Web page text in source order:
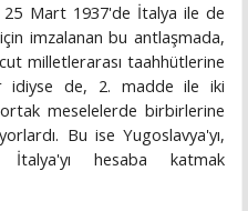
25 Mart 1937'de İtalya ile de
imzalanan bu antlaşmada,
milletlerarası taahhütlerine
idiyse de, 2. madde ile iki
meselelerde birbirlerine
Bu ise Yugoslavya'yı,
hesaba katmak